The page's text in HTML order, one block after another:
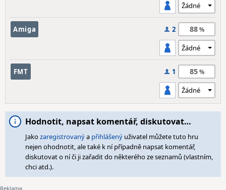
Amiga 2 88
FMT 1 85
Hodnotit, napsat komentář, diskutovat…
Jakozaregistrovanýa přihlášený uživatel můžete tuto hru
nejen ohodnotit, ale také k ní případně napsat komentář,
diskutovat o ní či ji zařadit do některého ze seznamů (vlastním,
chci atd.).